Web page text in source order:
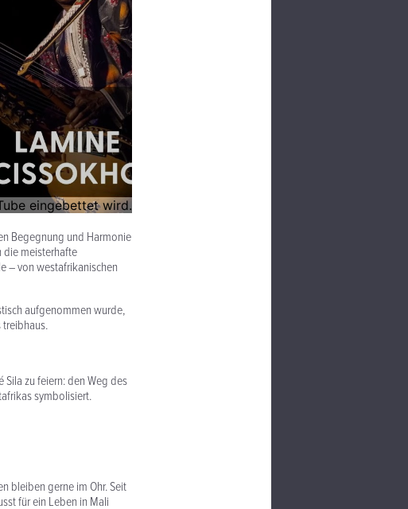
Begegnung und Harmonie
die meisterhafte
– von westafrikanischen
aufgenommen wurde,
treibhaus.
zu feiern: den Weg des
symbolisiert.
bleiben gerne im Ohr. Seit
für ein Leben in Mali